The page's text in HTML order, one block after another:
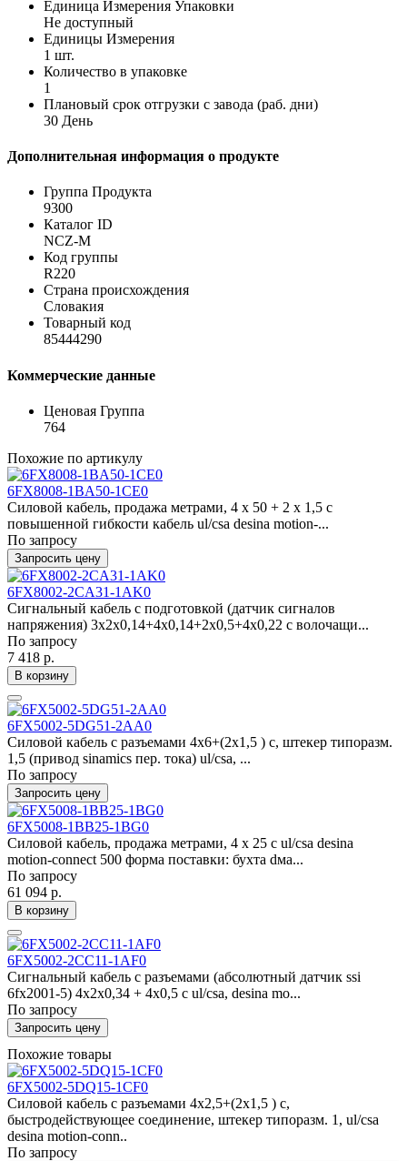
Единица Измерения Упаковки
Не доступный
Единицы Измерения
1 шт.
Количество в упаковке
1
Плановый срок отгрузки с завода (раб. дни)
30 День
Дополнительная информация о продукте
Группа Продукта
9300
Каталог ID
NCZ-M
Код группы
R220
Страна происхождения
Словакия
Товарный код
85444290
Коммерческие данные
Ценовая Группа
764
Похожие по артикулу
6FX8008-1BA50-1CE0
Силовой кабель, продажа метрами, 4 x 50 + 2 x 1,5 c
повышенной гибкости кабель ul/csa desina motion-...
По запросу
Запросить цену
6FX8002-2CA31-1AK0
Сигнальный кабель с подготовкой (датчик сигналов
напряжения) 3x2x0,14+4x0,14+2x0,5+4x0,22 c волочащи...
По запросу
7 418 р.
В корзину
6FX5002-5DG51-2AA0
Силовой кабель с разъемами 4x6+(2x1,5 ) c, штекер типоразм.
1,5 (привод sinamics пер. тока) ul/csa, ...
По запросу
Запросить цену
6FX5008-1BB25-1BG0
Силовой кабель, продажа метрами, 4 x 25 c ul/csa desina
motion-connect 500 форма поставки: бухта dма...
По запросу
61 094 р.
В корзину
6FX5002-2CC11-1AF0
Сигнальный кабель с разъемами (абсолютный датчик ssi
6fx2001-5) 4x2x0,34 + 4x0,5 c ul/csa, desina mo...
По запросу
Запросить цену
Похожие товары
6FX5002-5DQ15-1CF0
Силовой кабель с разъемами 4x2,5+(2x1,5 ) c,
быстродействующее соединение, штекер типоразм. 1, ul/csa
desina motion-conn..
По запросу